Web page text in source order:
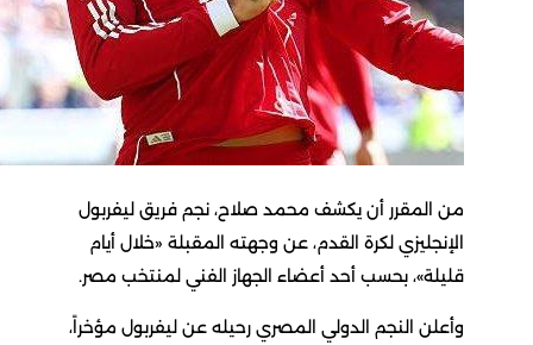
من المقرر أن يكشف محمد صلاح، نجم فريق ليفربول
الإنجليزي لكرة القدم، عن وجهته المقبلة «خلال أيام
قليلة»، بحسب أحد أعضاء الجهاز الفني لمنتخب مصر.
وأعلن النجم الدولي المصري رحيله عن ليفربول مؤخراً،